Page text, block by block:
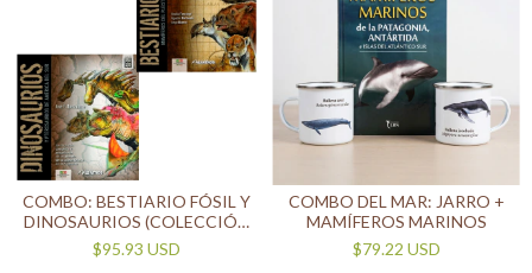
COMBO: BESTIARIO FÓSIL Y
DINOSAURIOS (COLECCIÓN
SUDAMERICA
PREHISTÓRICA)
$95.93 USD
COMBO DEL MAR: JARRO +
MAMÍFEROS MARINOS
$79.22 USD